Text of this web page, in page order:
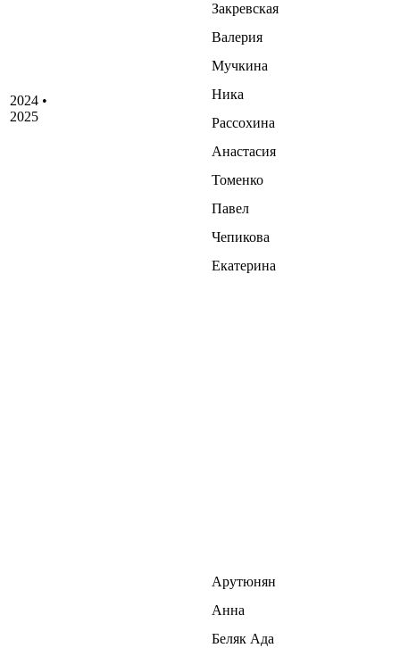
2024 •
2025
Закревская
Валерия
Мучкина
Ника
Рассохина
Анастасия
Томенко
Павел
Чепикова
Екатерина
Арутюнян
Анна
Беляк Ада